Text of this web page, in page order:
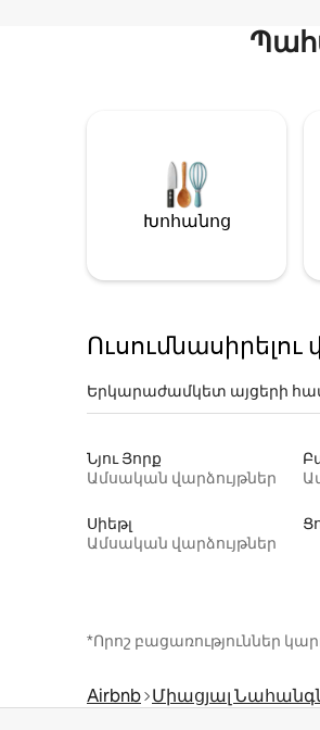
Խոհանոց
Ուսումնասիրելու
Երկարաժամկետ այցերի
Նյու Յորք
Ամսական վարձույթներ
Սիեթլ
Ամսական վարձույթներ
*Որոշ բացառություններ
Airbnb Միացյալ